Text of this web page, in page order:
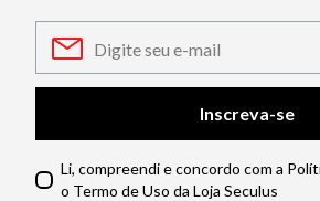
Inscreva-se
Li, compreendi e concordo com a
o Termo de Uso da Loja Seculus